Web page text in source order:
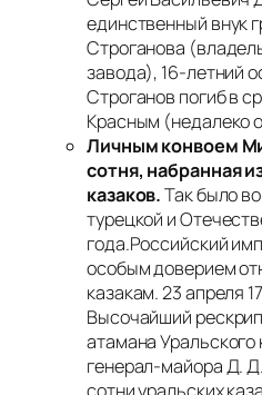
единственный внук
Строганова
завода), 16-летний
Строганов погиб в
Красным (недалеко
Личным конвоем
сотня, набранная
казаков.Так было
турецкой и
года.Российский
особым доверием
казакам. 23 апреля
Высочайший
атамана Уральского
генерал-майора Д.